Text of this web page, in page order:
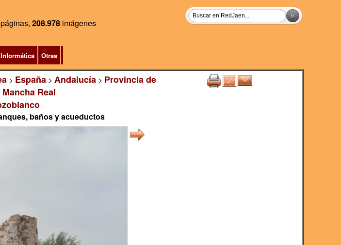
páginas, 208.978 imágenes
Informática Otras
> España> Andalucía> Provincia de
Mancha Real
baños y acueductos